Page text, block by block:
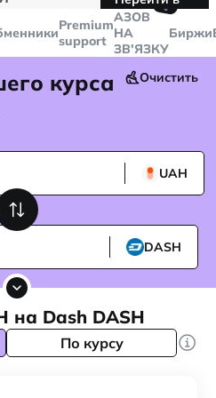
$5000
Telegram
Premium
support
🤙
AЗОВ
НА
ЗВ'ЯЗКУ
Биржи
курса
Очистить
UAH
DASH
на Dash DASH
По курсу